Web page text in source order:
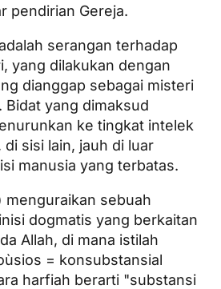
pendirian Gereja.
serangan terhadap
yang dilakukan dengan
dianggap sebagai misteri
Bidat yang dimaksud
ke tingkat intelek
di sisi lain, jauh di luar
manusia yang terbatas.
menguraikan sebuah
dogmatis yang berkaitan
Allah, di mana istilah
= konsubstansial
harfiah berarti "substansi